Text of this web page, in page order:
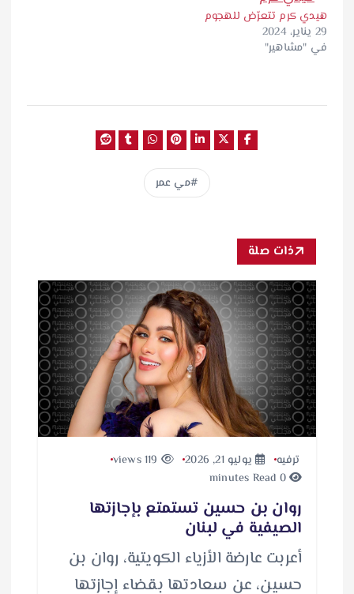
هيدي كرم تتعرّض للهجوم
29 يناير، 2024
في "مشاهير"
مي عمر
ذات صلة
ترفيه يوليو 21, 2026
0 minutes Read
روان بن حسين تستمتع بإجازتها
الصيفية في لبنان
أعربت عارضة الأزياء الكويتية، روان بن
حسين، عن سعادتها بقضاء إجازتها